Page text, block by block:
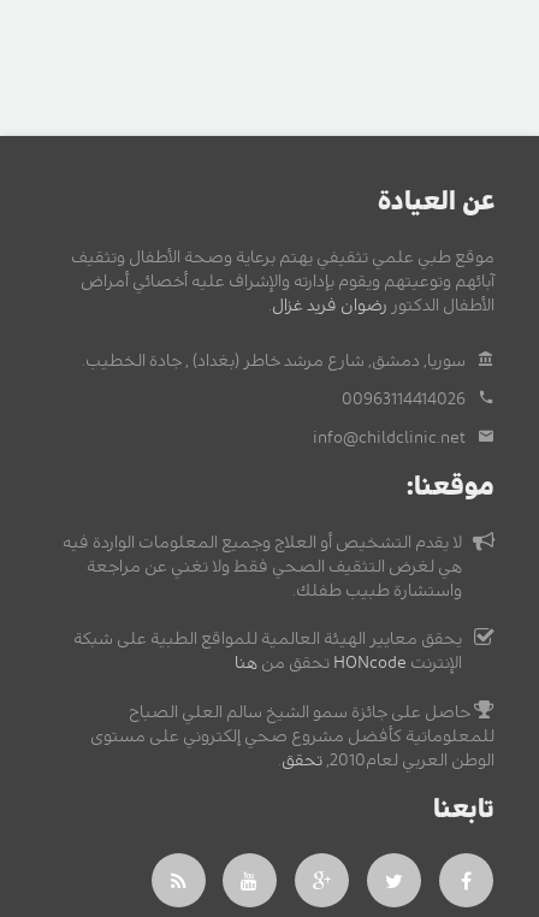
عن العيادة
موقع طبي علمي تثقيفي يهتم برعاية وصحة الأطفال وتثقيف
آبائهم وتوعيتهم ويقوم بإدارته والإشراف عليه أخصائي أمراض
الأطفال الدكتور رضوان فريد غزال.
سوريا, دمشق, شارع مرشد خاطر (بغداد) , جادة الخطيب.
00963114414026
info@childclinic.net
موقعنا:
لا يقدم التشخيص أو العلاج وجميع المعلومات الواردة فيه
هي لغرض التثقيف الصحي فقط ولا تغني عن مراجعة
واستشارة طبيب طفلك.
يحقق معايير الهيئة العالمية للمواقع الطبية على شبكة
الإنترنت HONcode تحقق من هنا
حاصل على جائزة سمو الشيخ سالم العلي الصباح
للمعلوماتية كأفضل مشروع صحي إلكتروني على مستوى
الوطن العربي لعام2010,
تحقق.
تابعنا